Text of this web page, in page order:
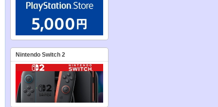
Nintendo Switch 2